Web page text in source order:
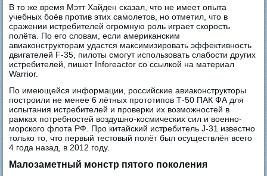
В то же время Мэтт Хайден сказал, что не имеет опыта
учебных боёв против этих самолетов, но отметил, что в
сражении истребителей огромную роль играет скорость
полёта. По его словам, если американским
авиаконструкторам удастся максимизировать эффективность
двигателей F-35, пилоты смогут использовать слабости других
истребителей, пишет Inforeactor со ссылкой на материал
Warrior.
По имеющейся информации, российские авиаконструкторы
построили не менее 6 лётных прототипов Т-50 ПАК ФА для
испытания истребителей и проверки их возможностей в
рамках потребностей воздушно-космических сил и военно-
морского флота РФ. Про китайский истребитель J-31 известно
только то, что первый тестовый полёт был осуществлён всего
4 года назад, в 2012 году.
Малозаметный монстр пятого поколения